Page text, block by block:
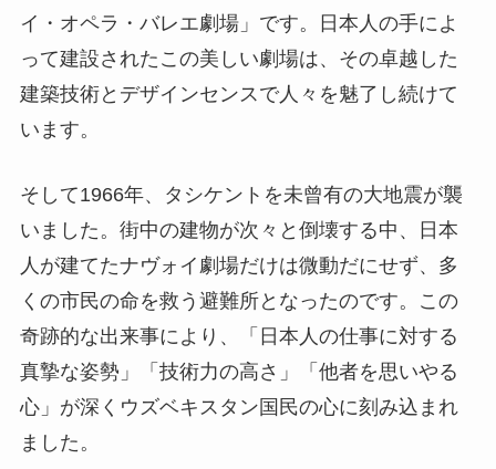
イ・オペラ・バレエ劇場」です。日本人の手によ
って建設されたこの美しい劇場は、その卓越した
建築技術とデザインセンスで人々を魅了し続けて
います。
そして1966年、タシケントを未曾有の大地震が襲
いました。街中の建物が次々と倒壊する中、日本
人が建てたナヴォイ劇場だけは微動だにせず、多
くの市民の命を救う避難所となったのです。この
奇跡的な出来事により、「日本人の仕事に対する
真摯な姿勢」「技術力の高さ」「他者を思いやる
心」が深くウズベキスタン国民の心に刻み込まれ
ました。